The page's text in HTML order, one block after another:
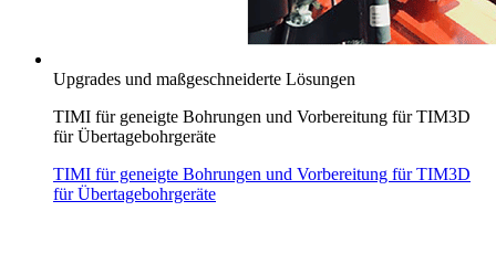
Upgrades und maßgeschneiderte Lösungen
TIMI für geneigte Bohrungen und Vorbereitung für TIM3D
für Übertagebohrgeräte
TIMI für geneigte Bohrungen und Vorbereitung für TIM3D
für Übertagebohrgeräte